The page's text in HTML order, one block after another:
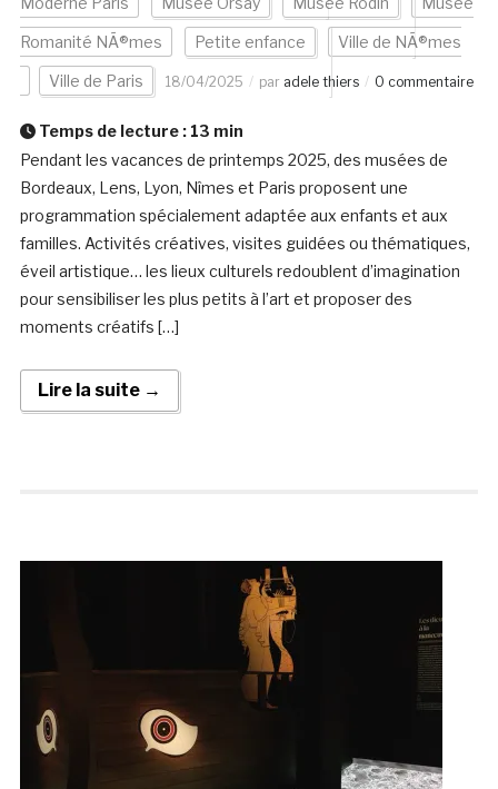
Romanité NÃ®mes Petite enfance Ville de NÃ®mes
Ville de Paris 18/04/2025 par adele thiers 0 commentaire
Temps de lecture : 13 min
Pendant les vacances de printemps 2025, des musées de
Bordeaux, Lens, Lyon, Nîmes et Paris proposent une
programmation spécialement adaptée aux enfants et aux
familles. Activités créatives, visites guidées ou thématiques,
éveil artistique… les lieux culturels redoublent d’imagination
pour sensibiliser les plus petits à l’art et proposer des
moments créatifs […]
Lire la suite →